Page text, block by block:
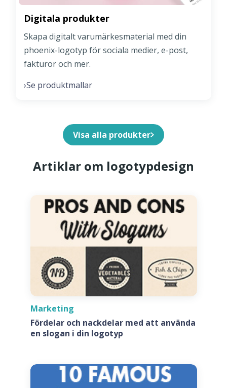
Digitala produkter
Skapa digitalt varumärkesmaterial med din
phoenix-logotyp för sociala medier, e-post,
fakturor och mer.
›Se produktmallar
Visa alla produkter
Artiklar om logotypdesign
Marketing
Fördelar och nackdelar med att använda
en slogan i din logotyp